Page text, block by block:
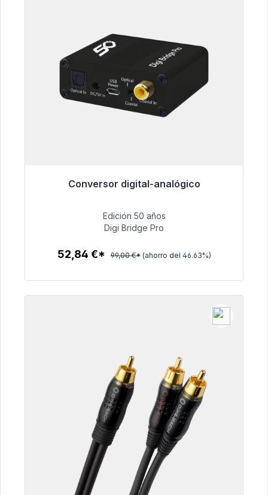
Conversor digital-analógico
Listo para envío inmediato, plazo de entrega
52,84 €
Edición 50 años
Digi Bridge Pro
52,84 €* 99,00 €* (ahorro del 46.63%)